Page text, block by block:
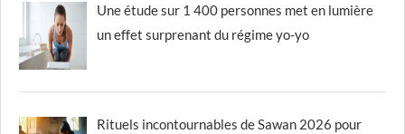
Une étude sur 1 400 personnes met en lumière
un effet surprenant du régime yo-yo
Rituels incontournables de Sawan 2026 pour